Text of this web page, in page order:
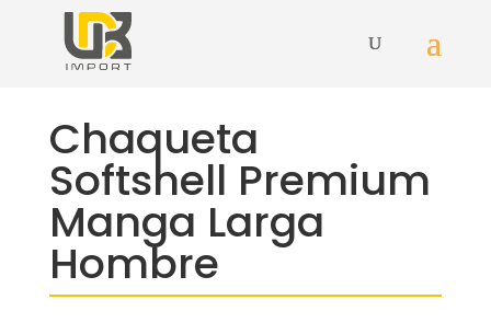
Chaqueta
Softshell Premium
Manga Larga
Hombre